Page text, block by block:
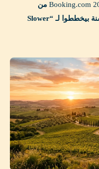
62% من
المسافرين في الفئة العمرية 25-45 سنة بيخططوا لـ “Slower